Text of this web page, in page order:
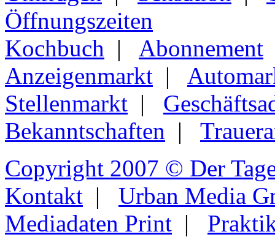
Öffnungszeiten
Kochbuch | Abonnement
Anzeigenmarkt |
Stellenmarkt |
Bekanntschaften |
Copyright 2007 © Der
Kontakt | Urban Media
Mediadaten Print |